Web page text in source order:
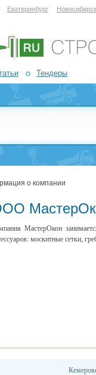
Екатеринбург Новосибирск
Тендеры
о компании
МастерОкон
москитные сетки,